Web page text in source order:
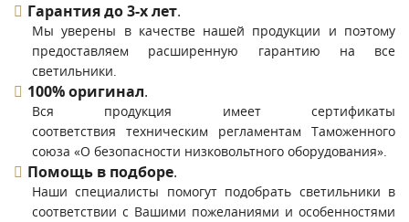
Гарантия до 3-х лет.
Мы уверены в качестве нашей продукции и поэтому
предоставляем расширенную гарантию на все
светильники.
100% оригинал.
Вся продукция имеет сертификаты
соответствия техническим регламентам Таможенного
союза «О безопасности низковольтного оборудования».
Помощь в подборе.
Наши специалисты помогут подобрать светильники в
соответствии с Вашими пожеланиями и особенностями